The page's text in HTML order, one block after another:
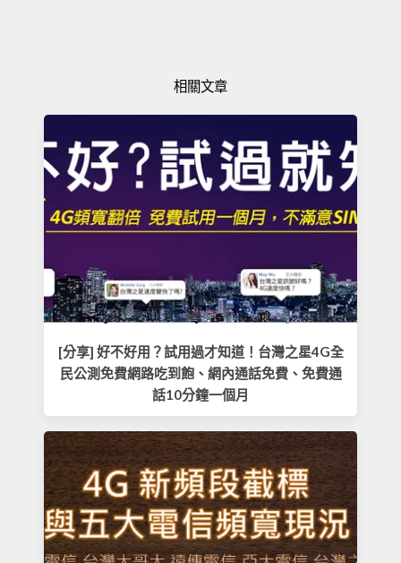
相關文章
[分享] 好不好用？試用過才知道！台灣之星4G全
民公測免費網路吃到飽、網內通話免費、免費通
話10分鐘一個月